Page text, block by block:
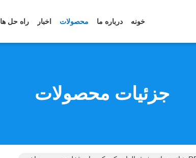
خونه درباره ما محصولات اخبار راه حل ها
جزئیات محصولات